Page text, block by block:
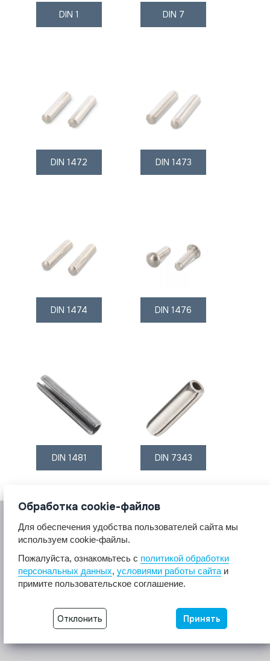
DIN 1 DIN 7
DIN 1472 DIN 1473
DIN 1474 DIN 1476
DIN 1481 DIN 7343
© 2017 A2A4
Крепеж из нержавеющей стали А2 А4.
Разработка сайта -
Неткам
Обработка cookie-файлов
Для обеспечения удобства пользователей сайта мы
используем cookie-файлы.
Пожалуйста, ознакомьтесь с политикой обработки
персональных данных, условиями работы сайта и
примите пользовательское соглашение.
Отклонить Принять